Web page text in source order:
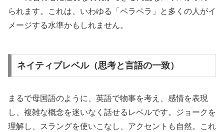
られます。これは、いわゆる「ペラペラ」と多くの人がイ
メージする水準かもしれません。
ネイティブレベル（思考と言語の一致）
まるで母国語のように、英語で物事を考え、感情を表現
し、複雑な概念を迷いなく話せるレベルです。ジョークを
理解し、スラングを使いこなし、アクセントも自然。これ